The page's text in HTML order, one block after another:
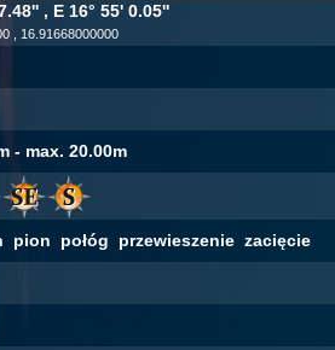
, E 16° 55' 0.05''
, 16.91668000000
- max. 20.00m
pion połóg przewieszenie zacięcie